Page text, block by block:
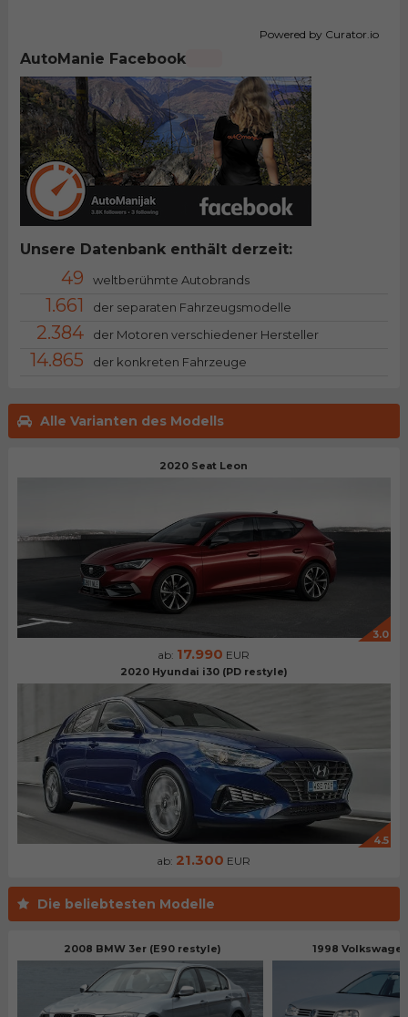
Alle Varianten des Modells
2020 Seat Leon
3.0
ab: 17.990 EUR
2020 Hyundai i30 (PD restyle)
4.5
ab: 21.300 EUR
Die beliebtesten Modelle
2008 BMW 3er (E90 restyle) 1998
Powered by Curator.io
AutoManie Facebook
Unsere Datenbank enthält derzeit:
49 weltberühmte Autobrands
1.661 der separaten Fahrzeugsmodelle
2.384 der Motoren verschiedener Hersteller
14.865 der konkreten Fahrzeuge